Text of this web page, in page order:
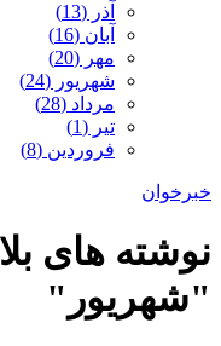
آذر (13)
آبان (16)
مهر (20)
شهریور (24)
مرداد (28)
تیر (1)
فروردین (8)
خبرخوان
"شهریور"